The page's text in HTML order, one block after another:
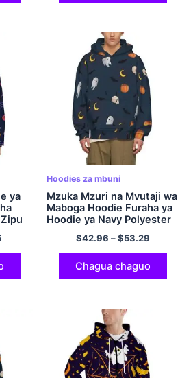
ya
Hoodies za mbuni
Mzuka Mzuri na Mvutaji wa
Maboga Hoodie Furaha ya
Hoodie ya Navy Polyester
yenye Kofia ya Sweatshirt
$42.96 –$53.29
Chagua chaguo